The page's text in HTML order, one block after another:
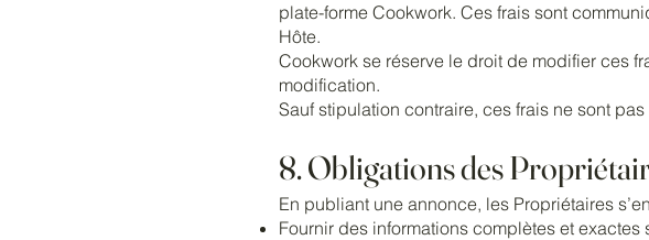
plate-forme Cookwork. Ces frais sont
Hôte.
Cookwork se réserve le droit de modifier ces
modification.
Sauf stipulation contraire, ces frais ne sont
8. Obligations des
En publiant une annonce, les Propriétaires
Fournir des informations complètes et